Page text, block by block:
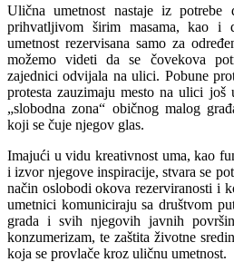
Ulična umetnost nastaje iz potrebe
prihvatljivom širim masama, kao i
umetnost rezervisana samo za
možemo videti da se čovekova
zajednici odvijala na ulici. Pobune
protesta zauzimaju mesto na ulici
„slobodna zona“ običnog malog
koji se čuje njegov glas.
Imajući u vidu kreativnost uma, kao
i izvor njegove inspiracije, stvara se
način oslobodi okova rezerviranosti i
umetnici komuniciraju sa društvom
grada i svih njegovih javnih
konzumerizam, te zaštita životne
koja se provlače kroz uličnu umetnost.